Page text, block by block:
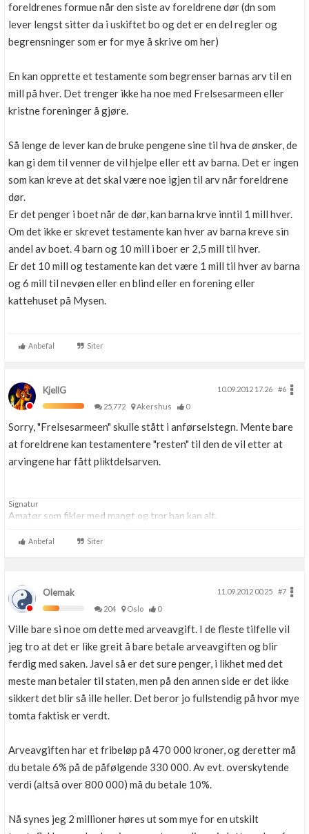
foreldrenes formue når den siste av foreldrene dør (dn som
lever lengst sitter da i uskiftet bo og det er en del regler og
begrensninger som er for mye å skrive om her)
En kan opprette et testamente som begrenser barnas arv til en
mill på hver. Det trenger ikke ha noe med Frelsesarmeen eller
kristne foreninger å gjøre.
Så lenge de lever kan de bruke pengene sine til hva de ønsker, de
kan gi dem til venner de vil hjelpe eller ett av barna. Det er ingen
som kan kreve at det skal være noe igjen til arv når foreldrene
dør.
Er det penger i boet når de dør, kan barna krve inntil 1 mill hver.
Om det ikke er skrevet testamente kan hver av barna kreve sin
andel av boet. 4 barn og 10 mill i boer er 2,5 mill til hver.
Er det 10 mill og testamente kan det være 1 mill til hver av barna
og 6 mill til nevøen eller en blind eller en forening eller
kattehuset på Mysen.
Anbefal Siter
KjellG 10.09.2012 17.26
#6
25,772
Akershus 0
Sorry, "Frelsesarmeen" skulle stått i anførselstegn. Mente bare
at foreldrene kan testamentere "resten" til den de vil etter at
arvingene har fått pliktdelsarven.
Signatur
Amatør som fikler med mangt og tror han kan alt.
Anbefal Siter
Olemak 11.09.2012 00.25
#7
204
Oslo 0
Ville bare si noe om dette med arveavgift. I de fleste tilfelle vil
jeg tro at det er like greit å bare betale arveavgiften og blir
ferdig med saken. Javel så er det sure penger, i likhet med det
meste man betaler til staten, men på den annen side er det ikke
sikkert det blir så ille heller. Det beror jo fullstendig på hvor mye
tomta faktisk er verdt.
Arveavgiften har et fribeløp på 470 000 kroner, og deretter må
du betale 6% på de påfølgende 330 000. Av evt. overskytende
verdi (altså over 800 000) må du betale 10%.
Nå synes jeg 2 millioner høres ut som mye for en utskilt